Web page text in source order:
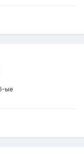
ые